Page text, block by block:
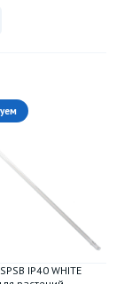
IP40 WHITE